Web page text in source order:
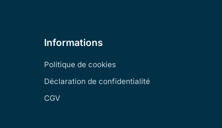
Informations
Politique de cookies
Déclaration de confidentialité
CGV